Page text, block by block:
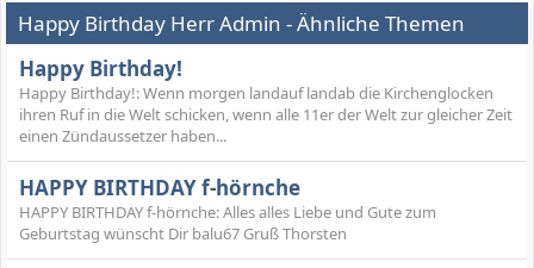
Happy Birthday Herr Admin - Ähnliche Themen
Happy Birthday!
Happy Birthday!: Wenn morgen landauf landab die Kirchenglocken
ihren Ruf in die Welt schicken, wenn alle 11er der Welt zur gleicher Zeit
einen Zündaussetzer haben...
HAPPY BIRTHDAY f-hörnche
HAPPY BIRTHDAY f-hörnche: Alles alles Liebe und Gute zum
Geburtstag wünscht Dir balu67 Gruß Thorsten